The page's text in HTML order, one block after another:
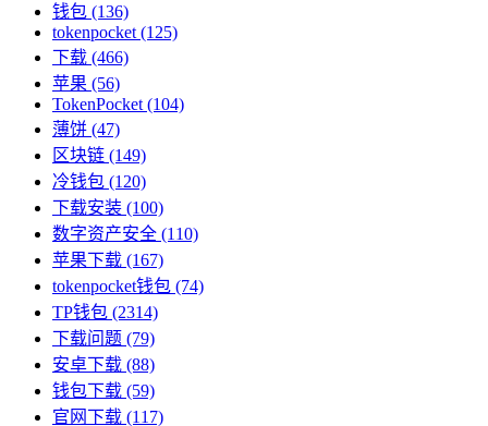
钱包 (136)
tokenpocket (125)
下载 (466)
苹果 (56)
TokenPocket (104)
薄饼 (47)
区块链 (149)
冷钱包 (120)
下载安装 (100)
数字资产安全 (110)
苹果下载 (167)
tokenpocket钱包 (74)
TP钱包 (2314)
下载问题 (79)
安卓下载 (88)
钱包下载 (59)
官网下载 (117)